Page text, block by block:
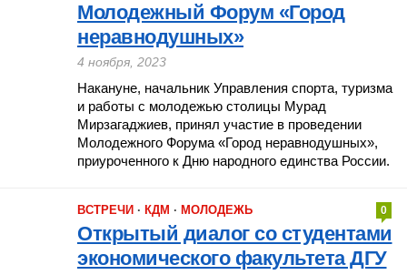
Молодежный Форум «Город
неравнодушных»
4 ноября, 2023
Накануне, начальник Управления спорта, туризма
и работы с молодежью столицы Мурад
Мирзагаджиев, принял участие в проведении
Молодежного Форума «Город неравнодушных»,
приуроченного к Дню народного единства России.
ВСТРЕЧИ · КДМ · МОЛОДЕЖЬ 0
Открытый диалог со студентами
экономического факультета ДГУ